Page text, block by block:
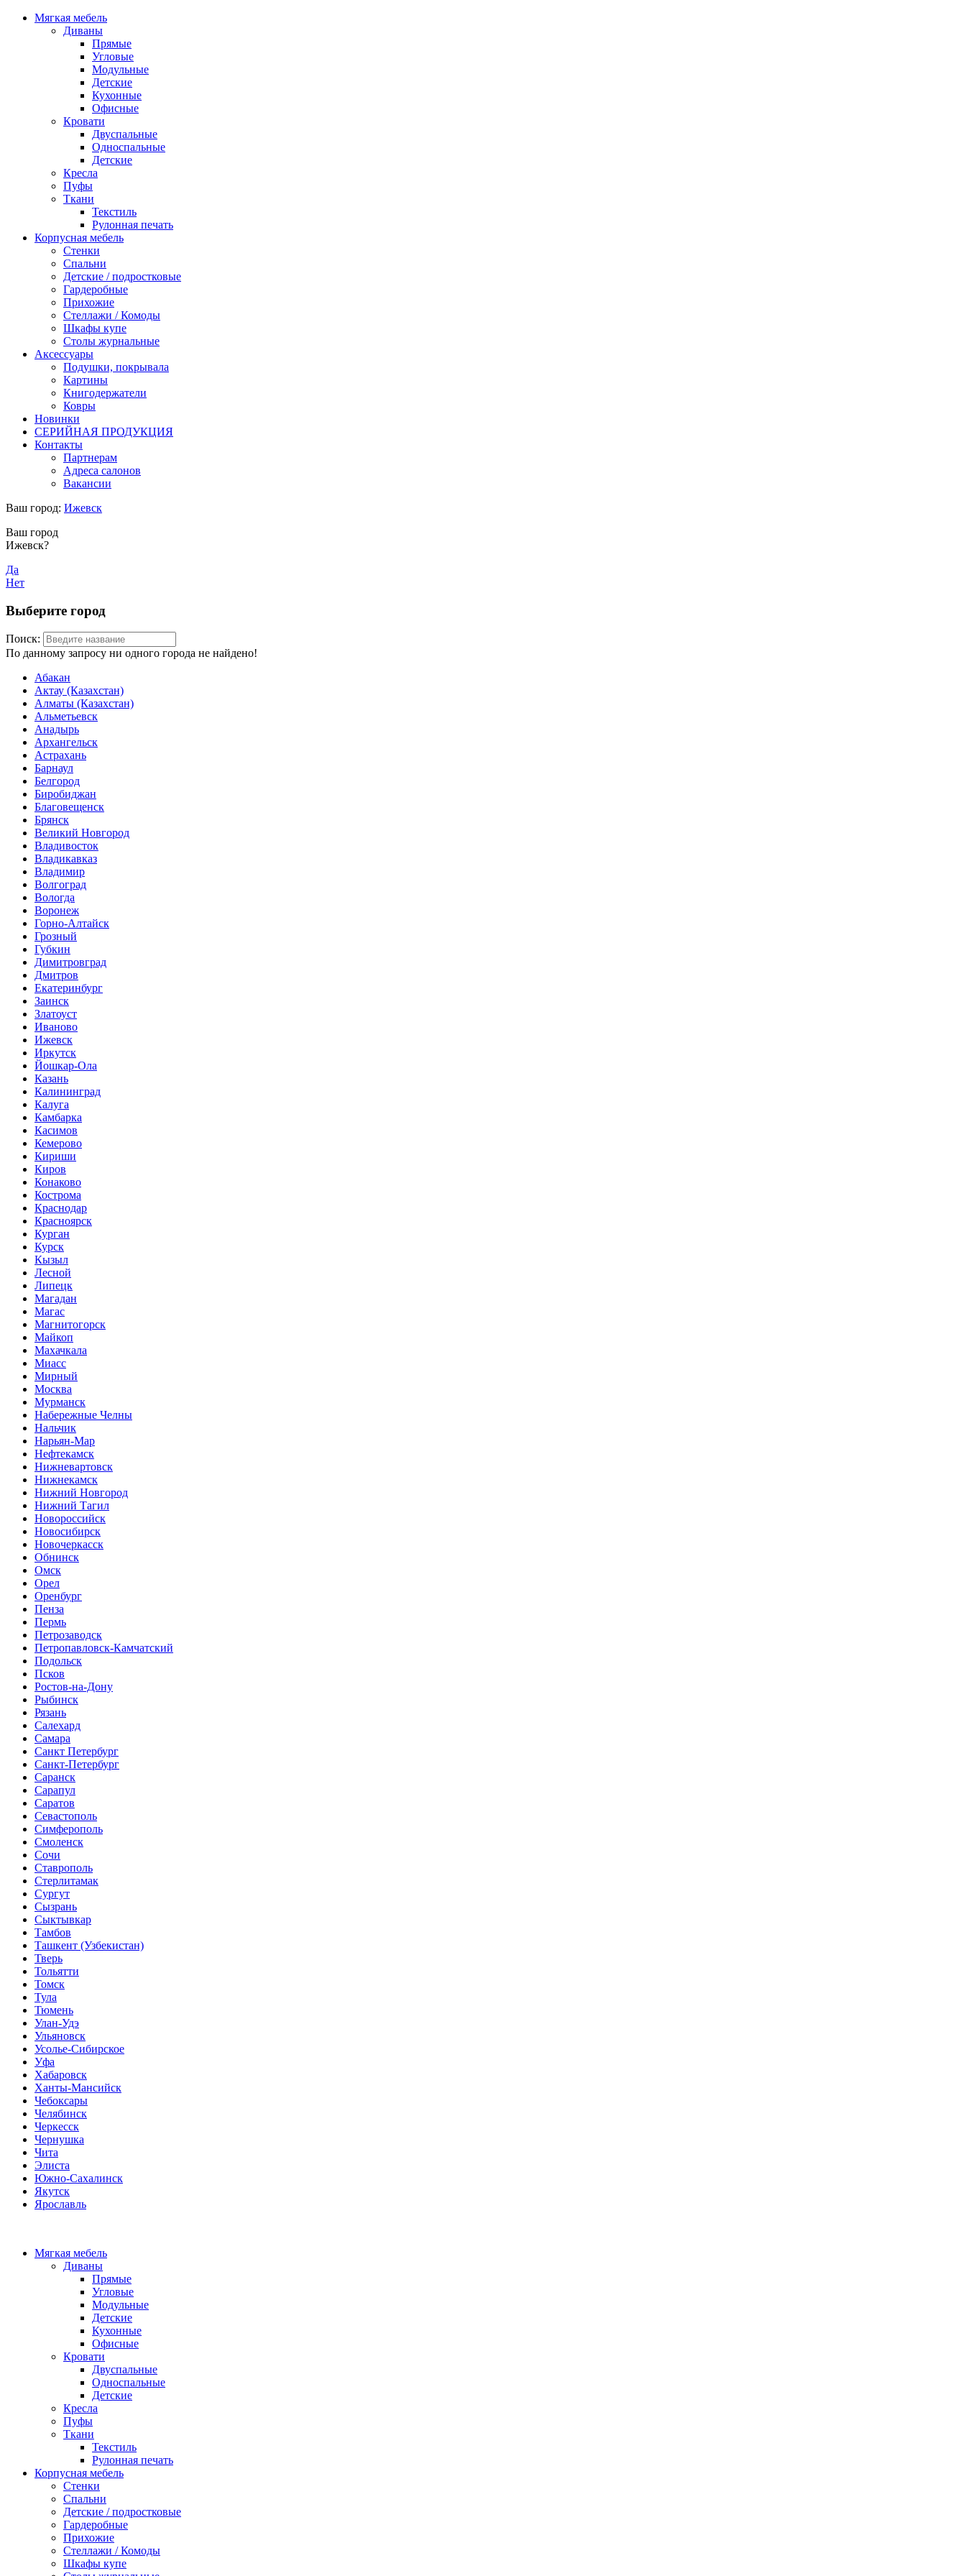
Мягкая мебель
Диваны
Прямые
Угловые
Модульные
Детские
Кухонные
Офисные
Кровати
Двуспальные
Односпальные
Детские
Кресла
Пуфы
Ткани
Текстиль
Рулонная печать
Корпусная мебель
Стенки
Спальни
Детские / подростковые
Гардеробные
Прихожие
Стеллажи / Комоды
Шкафы купе
Столы журнальные
Аксессуары
Подушки, покрывала
Картины
Книгодержатели
Ковры
Новинки
СЕРИЙНАЯ ПРОДУКЦИЯ
Контакты
Партнерам
Адреса салонов
Вакансии
Ваш город: Ижевск
Ваш город
Ижевск?
Да
Нет
Выберите город
Поиск:
По данному запросу ни одного города не найдено!
Абакан
Актау (Казахстан)
Алматы (Казахстан)
Альметьевск
Анадырь
Архангельск
Астрахань
Барнаул
Белгород
Биробиджан
Благовещенск
Брянск
Великий Новгород
Владивосток
Владикавказ
Владимир
Волгоград
Вологда
Воронеж
Горно-Алтайск
Грозный
Губкин
Димитровград
Дмитров
Екатеринбург
Заинск
Златоуст
Иваново
Ижевск
Иркутск
Йошкар-Ола
Казань
Калининград
Калуга
Камбарка
Касимов
Кемерово
Кириши
Киров
Конаково
Кострома
Краснодар
Красноярск
Курган
Курск
Кызыл
Лесной
Липецк
Магадан
Магас
Магнитогорск
Майкоп
Махачкала
Миасс
Мирный
Москва
Мурманск
Набережные Челны
Нальчик
Нарьян-Мар
Нефтекамск
Нижневартовск
Нижнекамск
Нижний Новгород
Нижний Тагил
Новороссийск
Новосибирск
Новочеркасск
Обнинск
Омск
Орел
Оренбург
Пенза
Пермь
Петрозаводск
Петропавловск-Камчатский
Подольск
Псков
Ростов-на-Дону
Рыбинск
Рязань
Салехард
Самара
Санкт Петербург
Санкт-Петербург
Саранск
Сарапул
Саратов
Севастополь
Симферополь
Смоленск
Сочи
Ставрополь
Стерлитамак
Сургут
Сызрань
Сыктывкар
Тамбов
Ташкент (Узбекистан)
Тверь
Тольятти
Томск
Тула
Тюмень
Улан-Удэ
Ульяновск
Усолье-Сибирское
Уфа
Хабаровск
Ханты-Мансийск
Чебоксары
Челябинск
Черкесск
Чернушка
Чита
Элиста
Южно-Сахалинск
Якутск
Ярославль
Мягкая мебель
Диваны
Прямые
Угловые
Модульные
Детские
Кухонные
Офисные
Кровати
Двуспальные
Односпальные
Детские
Кресла
Пуфы
Ткани
Текстиль
Рулонная печать
Корпусная мебель
Стенки
Спальни
Детские / подростковые
Гардеробные
Прихожие
Стеллажи / Комоды
Шкафы купе